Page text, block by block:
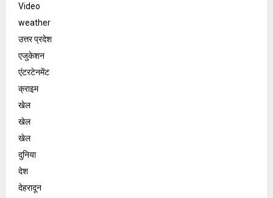
Video
weather
उत्तर प्रदेश
एजुकेशन
एंटरटेनमेंट
क्राइम
खेल
खेल
खेल
दुनिया
देश
देहरादून